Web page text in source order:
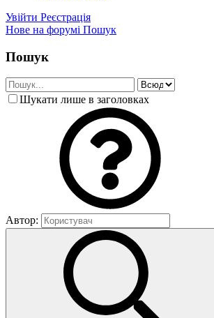
Увійти Реєстрація
Нове на форумі Пошук
Пошук
Шукати лише в заголовках
Автор: